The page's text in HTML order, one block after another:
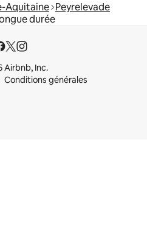
Aquitaine Peyrelevade
durée
Airbnb, Inc.
Conditions générales